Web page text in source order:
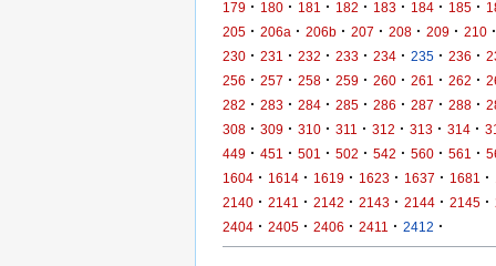
179 · 180 · 181 · 182 · 183 · 184 · 185 ·
205 · 206a · 206b · 207 · 208 · 209 · 210 ·
230 · 231 · 232 · 233 · 234 · 235 · 236 ·
256 · 257 · 258 · 259 · 260 · 261 · 262 ·
282 · 283 · 284 · 285 · 286 · 287 · 288 ·
308 · 309 · 310 · 311 · 312 · 313 · 314 ·
449 · 451 · 501 · 502 · 542 · 560 · 561 ·
1604 · 1614 · 1619 · 1623 · 1637 · 1681 ·
2140 · 2141 · 2142 · 2143 · 2144 · 2145 ·
2404 · 2405 · 2406 · 2411 · 2412 ·